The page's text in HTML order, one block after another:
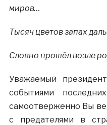
миров…
Тысяч цветов запах
Словно прошёл возле
Уважаемый
событиями
самоотверженно Вы
с предателями в